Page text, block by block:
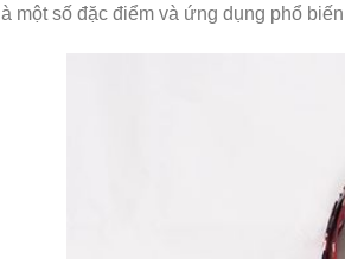
một số đặc điểm và ứng dụng phổ